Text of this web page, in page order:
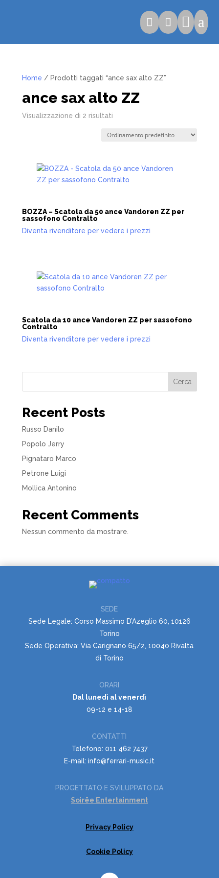
   a
Home / Prodotti taggati “ance sax alto ZZ”
ance sax alto ZZ
Visualizzazione di 2 risultati
BOZZA – Scatola da 50 ance Vandoren ZZ per
sassofono Contralto
Diventa rivenditore per vedere i prezzi
Scatola da 10 ance Vandoren ZZ per sassofono
Contralto
Diventa rivenditore per vedere i prezzi
Cerca
Recent Posts
Russo Danilo
Popolo Jerry
Pignataro Marco
Petrone Luigi
Mollica Antonino
Recent Comments
Nessun commento da mostrare.
SEDE
Sede Legale: Corso Massimo D’Azeglio 60, 10126
Torino
Sede Operativa: Via Carignano 65/2, 10040 Rivalta
di Torino
ORARI
Dal lunedì al venerdì
09-12 e 14-18
CONTATTI
Telefono: 011 462 7437
E-mail: info@ferrari-music.it
PROGETTATO E SVILUPPATO DA
Soirëe Entertainment
Privacy Policy
Cookie Policy